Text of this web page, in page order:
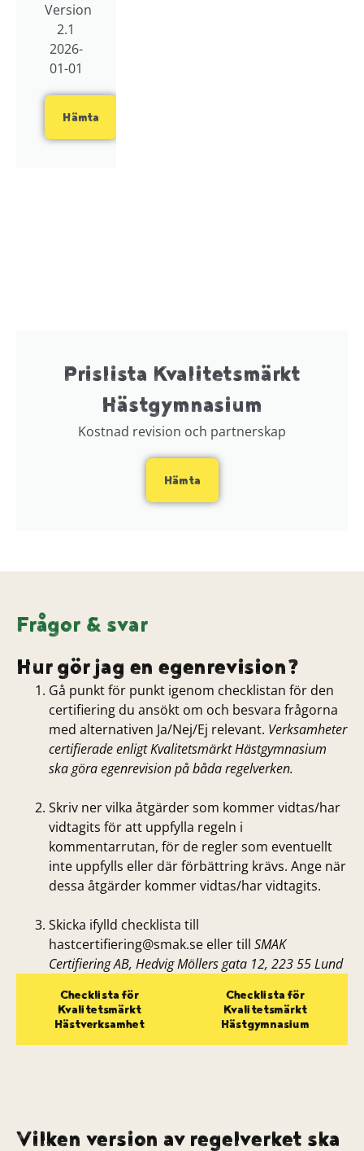
Version
2.1
2026-
01-01
Hämta
Prislista Kvalitetsmärkt
Hästgymnasium
Kostnad revision och partnerskap
Hämta
Frågor & svar
Hur gör jag en egenrevision?
Gå punkt för punkt igenom checklistan för den
certifiering du ansökt om och besvara frågorna
med alternativen Ja/Nej/Ej relevant. Verksamheter
certifierade enligt Kvalitetsmärkt Hästgymnasium
ska göra egenrevision på båda regelverken.
Skriv ner vilka åtgärder som kommer vidtas/har
vidtagits för att uppfylla regeln i
kommentarrutan, för de regler som eventuellt
inte uppfylls eller där förbättring krävs. Ange när
dessa åtgärder kommer vidtas/har vidtagits.
Skicka ifylld checklista till
hastcertifiering@smak.se eller till SMAK
Certifiering AB, Hedvig Möllers gata 12, 223 55 Lund
Checklista för
Kvalitetsmärkt
Hästverksamhet
Checklista för
Kvalitetsmärkt
Hästgymnasium
Vilken version av regelverket ska